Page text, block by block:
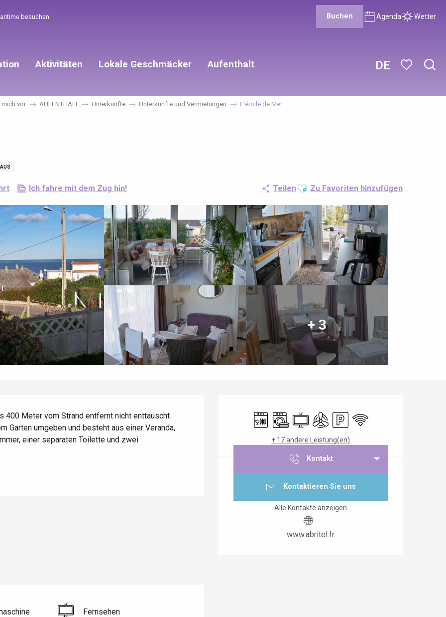
DE
besuchen Buchen Agenda Wetter
Aktivitäten Lokale Geschmäcker Aufenthalt
vor AUFENTHALT Unterkünfte Unterkünfte und Vermietungen L'étoile de Mer
Ich fahre mit dem Zug hin! TeilenAjouter aux favoris
Zu Favoriten hinzufügen
+ 3
Öffnungszeiten & Kontaktdaten
Geschirrspülmaschine
Waschmaschine
FernsehenKlimaanlage
Parkplatz
Wi-Fi
+ 17 andere Leistung(en)
Kontakt
Kontaktieren Sie uns
Alle Kontakte anzeigen
www.abritel.fr
400 Meter vom Strand entfernt nicht enttäuscht
Garten umgeben und besteht aus einer Veranda,
einer separaten Toilette und zwei
Fernsehen